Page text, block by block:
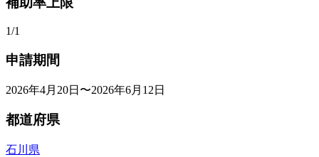
1/1
申請期間
2026年4月20日〜2026年6月12日
都道府県
石川県